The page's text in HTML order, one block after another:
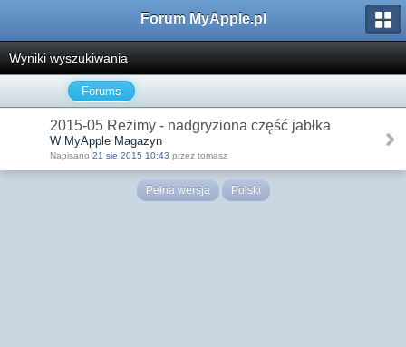
Forum MyApple.pl
Wyniki wyszukiwania
Forums
2015-05 Reżimy - nadgryziona część jabłka
W MyApple Magazyn
Napisano 21 sie 2015 10:43 przez tomasz
Pełna wersja Polski